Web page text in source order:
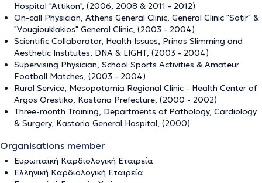
Hospital "Attikon", (2006, 2008 & 2011 - 2012)
On-call Physician, Athens General Clinic, General Clinic "Sotir" &
"Vougiouklakios" General Clinic, (2003 - 2004)
Scientific Collaborator, Health Issues, Prinos Slimming and
Aesthetic Institutes, DNA & LIGHT, (2003 - 2004)
Supervising Physician, School Sports Activities & Amateur
Football Matches, (2003 - 2004)
Rural Service, Mesopotamia Regional Clinic - Health Center of
Argos Orestiko, Kastoria Prefecture, (2000 - 2002)
Three-month Training, Departments of Pathology, Cardiology
& Surgery, Kastoria General Hospital, (2000)
Organisations member
Ευρωπαϊκή Καρδιολογική Εταιρεία
Ελληνική Καρδιολογική Εταιρεία